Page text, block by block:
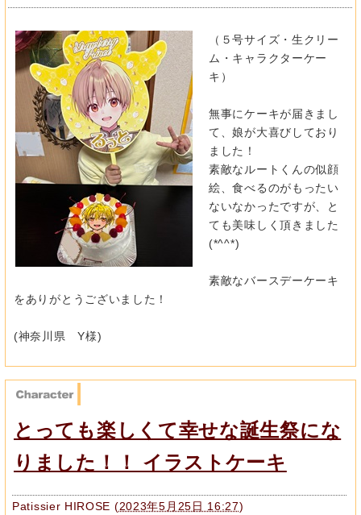
（５号サイズ・生クリー
ム・キャラクターケー
キ）
無事にケーキが届きまし
て、娘が大喜びしており
ました！
素敵なルートくんの似顔
絵、食べるのがもったい
ないなかったですが、
と
ても美味しく頂きました
(*^^*)
素敵なバースデーケーキ
をありがとうございました！
(神奈川県 Y様)
とっても楽しくて幸せな誕生祭にな
りました！！ イラストケーキ
Patissier HIROSE (2023年5月25日 16:27)